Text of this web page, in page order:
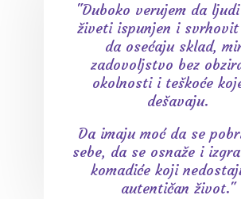
"Duboko verujem da
živeti ispunjen i
da osećaju sklad,
zadovoljstvo bez
okolnosti i teškoće
dešavaju.
Da imaju moć da se
sebe, da se osnaže i
komadiće koji
autentičan život."